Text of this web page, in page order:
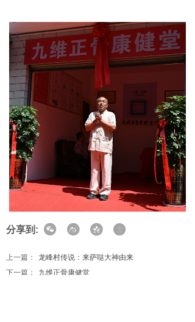
分享到:
上一篇：
龙峰村传说：来萨哒大神由来
下一篇：
九维正骨康健堂